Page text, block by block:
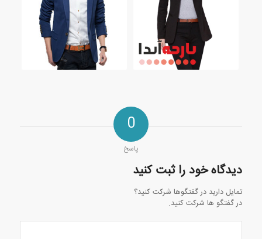
0
پاسخ
دیدگاه خود را ثبت کنید
تمایل دارید در گفتگوها شرکت کنید؟
در گفتگو ها شرکت کنید.